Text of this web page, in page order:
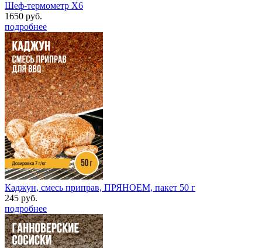
Шеф-термометр Х6
1650 руб.
подробнее
Каджун, смесь приправ, ПРЯНОЕМ, пакет 50 г
245 руб.
подробнее